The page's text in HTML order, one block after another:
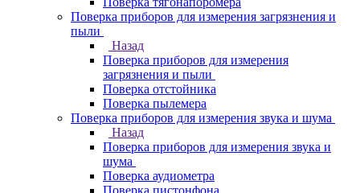
Поверка приборов для измерения загрязнения и
пыли
Назад
Поверка приборов для измерения
загрязнения и пыли
Поверка отстойника
Поверка пылемера
Поверка приборов для измерения звука и шума
Назад
Поверка приборов для измерения звука и
шума
Поверка аудиометра
Поверка пистонфона